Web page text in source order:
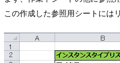
この作成した参照用シートには